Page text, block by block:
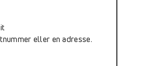
eller en adresse.